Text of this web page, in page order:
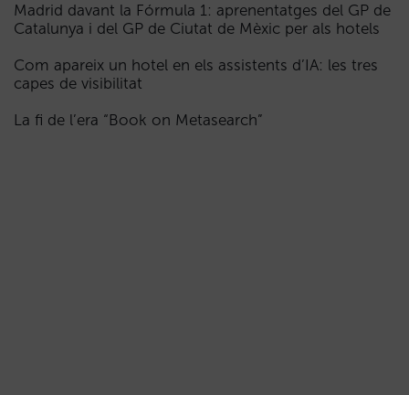
Madrid davant la Fórmula 1: aprenentatges del GP de
Catalunya i del GP de Ciutat de Mèxic per als hotels
Com apareix un hotel en els assistents d’IA: les tres
capes de visibilitat
La fi de l’era “Book on Metasearch”